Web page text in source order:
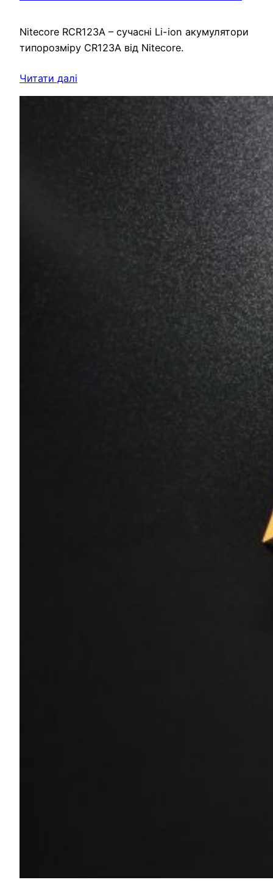
Nitecore RCR123A – сучасні Li-ion акумулятори
типорозміру CR123A від Nitecore.
Читати далі